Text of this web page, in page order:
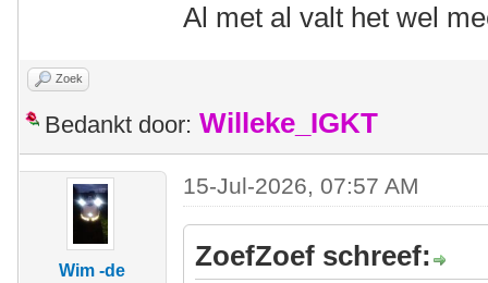
Al met al valt het wel
Zoek
Bedankt door: Willeke_IGKT
Wim -de
15-Jul-2026, 07:57 AM
ZoefZoef schreef: